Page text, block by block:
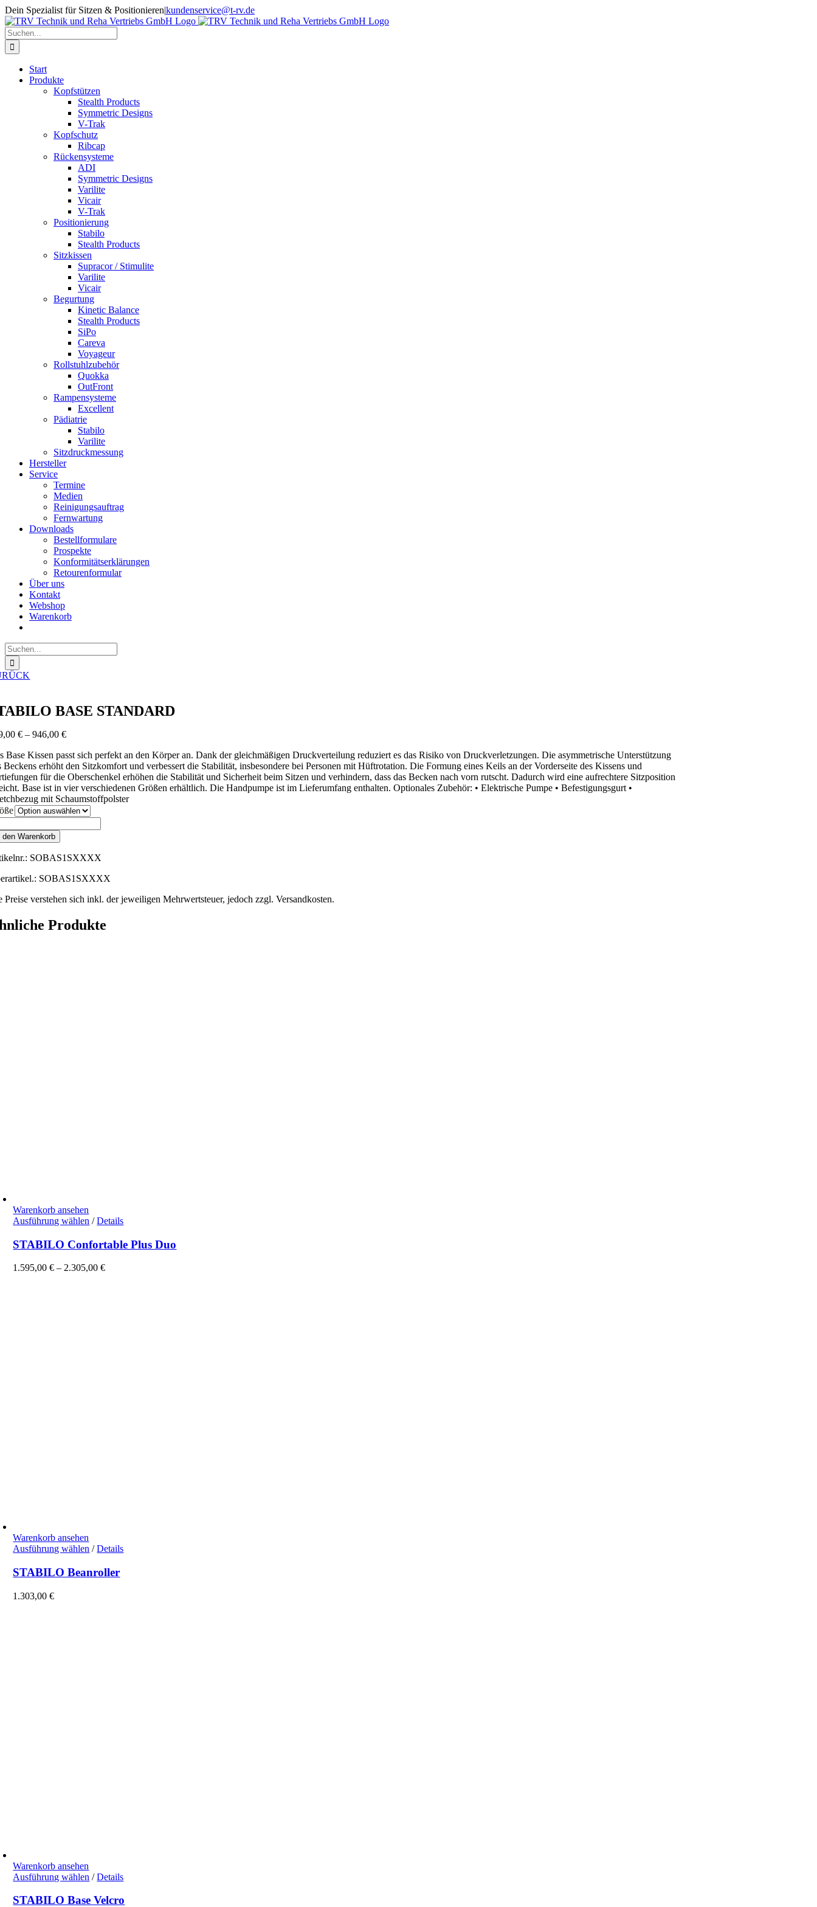
Zum
Inhalt
springen
Dein Spezialist für Sitzen & Positionieren|kundenservice@t-rv.de
Suche
nach:
Start
Produkte
Kopfstützen
Stealth Products
Symmetric Designs
V-Trak
Kopfschutz
Ribcap
Rückensysteme
ADI
Symmetric Designs
Varilite
Vicair
V-Trak
Positionierung
Stabilo
Stealth Products
Sitzkissen
Supracor / Stimulite
Varilite
Vicair
Begurtung
Kinetic Balance
Stealth Products
SiPo
Careva
Voyageur
Rollstuhlzubehör
Quokka
OutFront
Rampensysteme
Excellent
Pädiatrie
Stabilo
Varilite
Sitzdruckmessung
Hersteller
Service
Termine
Medien
Reinigungsauftrag
Fernwartung
Downloads
Bestellformulare
Prospekte
Konformitätserklärungen
Retourenformular
Über uns
Kontakt
Webshop
Warenkorb
Suche
nach:
BASE STANDARD
€ –946,00€
Base Kissen passt sich perfekt an den Körper an. Dank der gleichmäßigen Druckverteilung reduziert es das Risiko von Druckverletzungen. Die asymmetrische Unterstützung
Beckens erhöht den Sitzkomfort und verbessert die Stabilität, insbesondere bei Personen mit Hüftrotation. Die Formung eines Keils an der Vorderseite des Kissens und
für die Oberschenkel erhöhen die Stabilität und Sicherheit beim Sitzen und verhindern, dass das Becken nach vorn rutscht. Dadurch wird eine aufrechtere Sitzposition
Base ist in vier verschiedenen Größen erhältlich. Die Handpumpe ist im Lieferumfang enthalten. Optionales Zubehör: • Elektrische Pumpe • Befestigungsgurt •
mit Schaumstoffpolster
den Warenkorb
SOBAS1SXXXX
SOBAS1SXXXX
Preise verstehen sich inkl. der jeweiligen Mehrwertsteuer, jedoch zzgl. Versandkosten.
Produkte
Warenkorb ansehen
Ausführung wählen Dieses
weist
mehrere
Varianten
/ Details
STABILO Confortable Plus Duo
1.595,00€ – 2.305,00€
Warenkorb ansehen
Ausführung wählen Dieses
weist
mehrere
/ Details
STABILO Beanroller
1.303,00€
Warenkorb ansehen
Ausführung wählen Dieses
weist
/ Details
STABILO Base Velcro